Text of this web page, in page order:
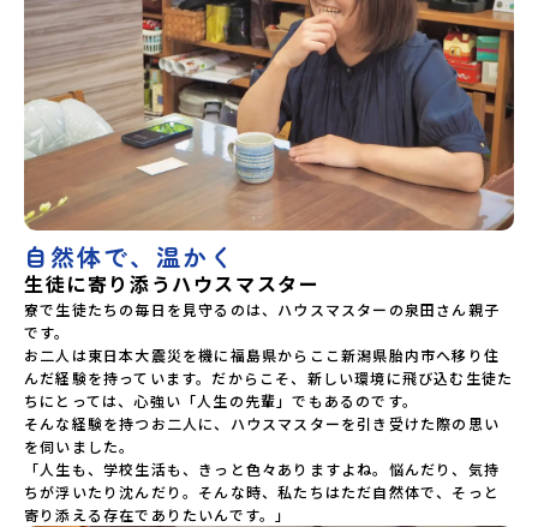
自然体で、温かく
生徒に寄り添うハウスマスター
寮で生徒たちの毎日を見守るのは、ハウスマスターの泉田さん親子
です。
お二人は東日本大震災を機に福島県からここ新潟県胎内市へ移り住
んだ経験を持っています。だからこそ、新しい環境に飛び込む生徒た
ちにとっては、心強い「人生の先輩」でもあるのです。
そんな経験を持つお二人に、ハウスマスターを引き受けた際の思い
を伺いました。
「人生も、学校生活も、きっと色々ありますよね。悩んだり、気持
ちが浮いたり沈んだり。そんな時、私たちはただ自然体で、そっと
寄り添える存在でありたいんです。」